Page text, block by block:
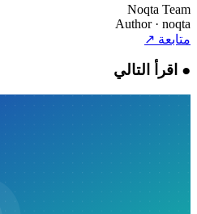
Noqta Team
Author · noqta
متابعة↗
●اقرأ التالي